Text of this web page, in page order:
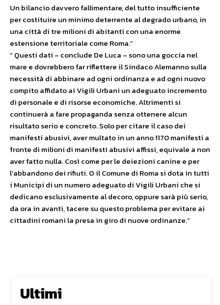
Un bilancio davvero fallimentare, del tutto insufficiente
per costituire un minimo deterrente al degrado urbano, in
una città di tre milioni di abitanti con una enorme
estensione territoriale come Roma.”
“ Questi dati – conclude De Luca – sono una goccia nel
mare e dovrebbero far riflettere il Sindaco Alemanno sulla
necessità di abbinare ad ogni ordinanza e ad ogni nuovo
compito affidato ai Vigili Urbani un adeguato incremento
di personale e di risorse economiche. Altrimenti si
continuerà a fare propaganda senza ottenere alcun
risultato serio e concreto. Solo per citare il caso dei
manifesti abusivi, aver multato in un anno 1170 manifesti a
fronte di milioni di manifesti abusivi affissi, equivale a non
aver fatto nulla. Così come per le deiezioni canine e per
l’abbandono dei rifiuti. O il Comune di Roma si dota in tutti
i Municipi di un numero adeguato di Vigili Urbani che si
dedicano esclusivamente al decoro, oppure sarà più serio,
da ora in avanti, tacere su questo problema per evitare ai
cittadini romani la presa in giro di nuove ordinanze.”
Ultimi